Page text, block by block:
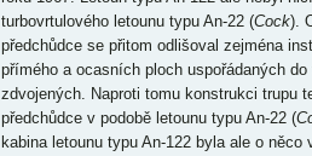
turbovrtulového letounu typu An-22 (Cock).
předchůdce se přitom odlišoval zejména
přímého a ocasních ploch uspořádaných do
zdvojených. Naproti tomu konstrukci trupu
předchůdce v podobě letounu typu An-22 (
kabina letounu typu An-122 byla ale o